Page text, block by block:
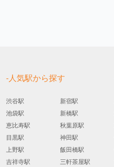
-人気駅から探す
渋谷駅
新宿駅
池袋駅
新橋駅
恵比寿駅
秋葉原駅
目黒駅
神田駅
上野駅
飯田橋駅
吉祥寺駅
三軒茶屋駅